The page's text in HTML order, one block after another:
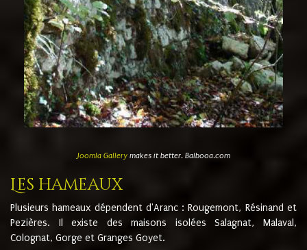
Joomla Gallerymakes it better. Balbooa.com
Les hameaux
Plusieurs hameaux dépendent d'Aranc : Rougemont, Résinand et
Pezières. Il existe des maisons isolées Salagnat, Malaval,
Colognat, Gorge et Granges Goyet.